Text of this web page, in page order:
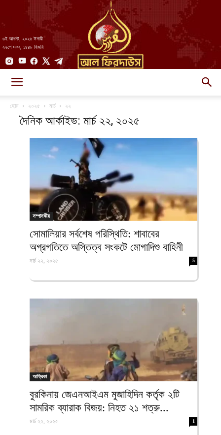
৬ই আগস্ট, ২০২৬ ঈসায়ী
২২শে সফর, ১৪৪৮ হিজরি
আল-
ফিরদাউস
হোম ২০২৫ মার্চ ২২
দৈনিক আর্কাইভ: মার্চ ২২, ২০২৫
সম্পাদকীয়
সোমালিয়ার সর্বশেষ পরিস্থিতি: শাবাবের
অগ্রগতিতে অস্তিত্ব সংকটে মোগাদিশু বাহিনী
মার্চ ২২, ২০২৫ 5
আফ্রিকা
বুরকিনায় জেএনআইএম মুজাহিদিন কর্তৃক ২টি
সামরিক ব্যারাক বিজয়: নিহত ২১ শত্রু...
মার্চ ২২, ২০২৫ 1